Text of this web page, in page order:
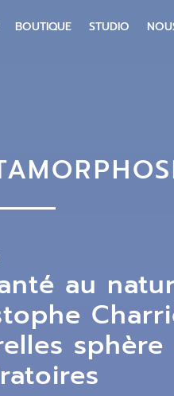
BOUTIQUE STUDIO
au
sphère